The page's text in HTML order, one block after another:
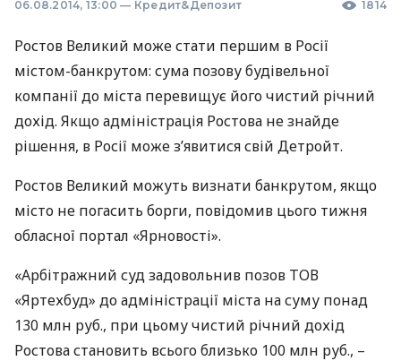
06.08.2014, 13:00 — Кредит&Депозит 1814
Ростов Великий може стати першим в Росії
містом-банкрутом: сума позову будівельної
компанії до міста перевищує його чистий річний
дохід. Якщо адміністрація Ростова не знайде
рішення, в Росії може з’явитися свій Детройт.
Ростов Великий можуть визнати банкрутом, якщо
місто не погасить борги, повідомив цього тижня
обласної портал «Ярновості».
«Арбітражний суд задовольнив позов ТОВ
«Яртехбуд» до адміністрації міста на суму понад
130 млн руб., при цьому чистий річний дохід
Ростова становить всього близько 100 млн руб., –